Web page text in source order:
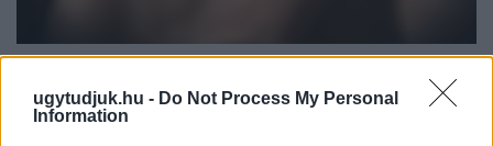
ugytudjuk.hu - Do Not Process My Personal
Information
VÁDAT AZ ÜGYÉSZSÉG